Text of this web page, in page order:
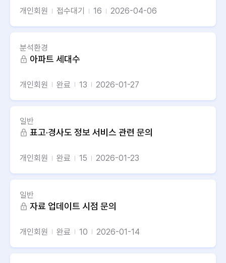
개인회원 접수대기 16 2026-04-06
분석환경
아파트 세대수
개인회원 완료 13 2026-01-27
일반
표고·경사도 정보 서비스 관련 문의
개인회원 완료 15 2026-01-23
일반
자료 업데이트 시점 문의
개인회원 완료 10 2026-01-14